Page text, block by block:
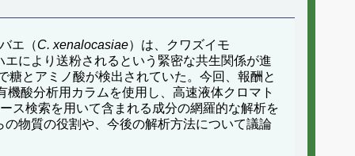
エ（C. xenalocasiae）は、クワズイモ
により送粉されるという緊密な共生関係が進
とアミノ酸が検出されていた。今回、報酬と
酸分析用カラムを使用し、高速液体クロマト
ス検索を用いて含まれる成分の網羅的な解析を
物質の役割や、今後の解析方法について議論